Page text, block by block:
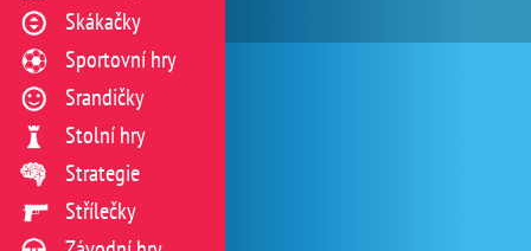
Skákačky
Sportovní hry
Srandičky
Stolní hry
Strategie
Střílečky